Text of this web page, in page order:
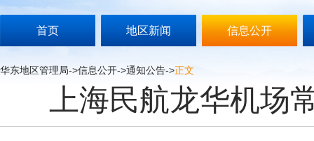
首页 地区新闻 信息公开
华东地区管理局->信息公开->通知公告->正文
上海民航龙华机场
说
按
Alt
键